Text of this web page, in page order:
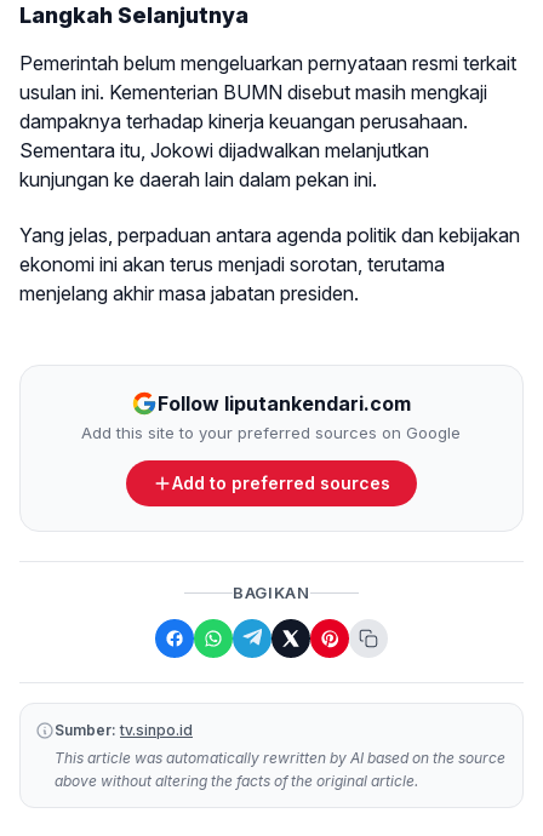
Langkah Selanjutnya
Pemerintah belum mengeluarkan pernyataan resmi terkait
usulan ini. Kementerian BUMN disebut masih mengkaji
dampaknya terhadap kinerja keuangan perusahaan.
Sementara itu, Jokowi dijadwalkan melanjutkan
kunjungan ke daerah lain dalam pekan ini.
Yang jelas, perpaduan antara agenda politik dan kebijakan
ekonomi ini akan terus menjadi sorotan, terutama
menjelang akhir masa jabatan presiden.
Follow liputankendari.com
Add this site to your preferred sources on Google
Add to preferred sources
BAGIKAN
Sumber: tv.sinpo.id
This article was automatically rewritten by AI based on the source
above without altering the facts of the original article.